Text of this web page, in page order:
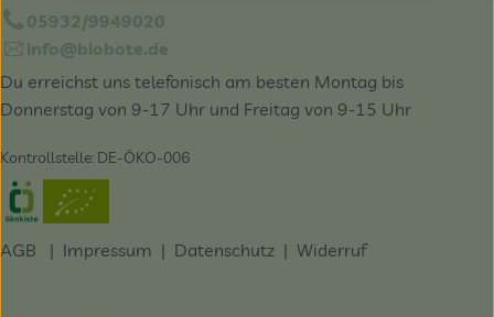
05932/9949020
info@biobote.de
Du erreichst uns telefonisch am besten Montag bis
Donnerstag von 9-17 Uhr und Freitag von 9-15 Uhr
Kontrollstelle: DE-ÖKO-006
Externer Link zu https://www.oekokiste.de/
AGB | Impressum | Datenschutz | Widerruf